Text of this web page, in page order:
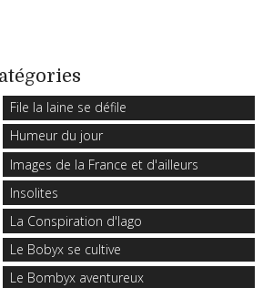
File la laine se défile
Humeur du jour
Images de la France et d'ailleurs
Insolites
La Conspiration d'Iago
Le Bobyx se cultive
Le Bombyx aventureux